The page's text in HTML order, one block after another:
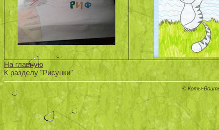
На главную
К разделу "Рисунки"
© Коты-